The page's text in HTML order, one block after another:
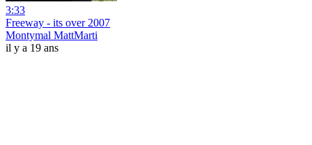
3:33
Freeway - its over 2007
Montymal MattMarti
il y a 19 ans